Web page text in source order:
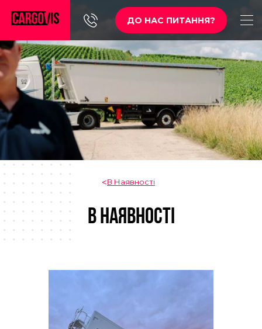
ДО НАС ПИТАННЯ?
В Наявності
В НАЯВНОСТІ